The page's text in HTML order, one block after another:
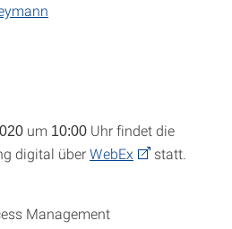
um 10:00 Uhr findet die
digital überWebEx statt.
Management